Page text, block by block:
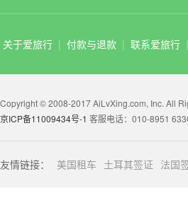
关于爱旅行 | 付款与退款 | 联系爱旅行 |
Copyright © 2008-2017 AiLvXing.com, Inc. All
京ICP备11009434号-1 客服电话：010-8951
友情链接： 美国租车 土耳其签证 法国